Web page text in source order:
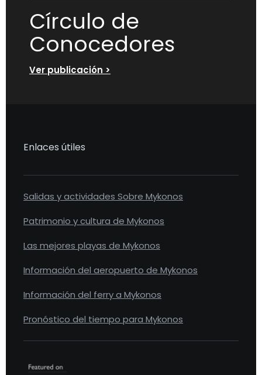
Círculo de
Conocedores
Ver publicación >
Enlaces útiles
Salidas y actividades Sobre Mykonos
Patrimonio y cultura de Mykonos
Las mejores playas de Mykonos
Información del aeropuerto de Mykonos
Información del ferry a Mykonos
Pronóstico del tiempo para Mykonos